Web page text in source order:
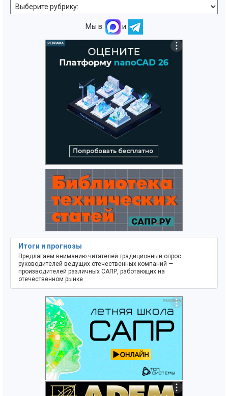
Мы в: и
Итоги и прогнозы
Предлагаем вниманию читателей традиционный опрос
руководителей ведущих отечественных компаний —
производителей различных САПР, работающих на
отечественном рынке